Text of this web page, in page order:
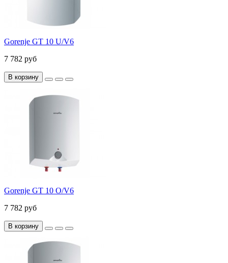
Gorenje GT 10 U/V6
7 782 руб
В корзину
Gorenje GT 10 O/V6
7 782 руб
В корзину